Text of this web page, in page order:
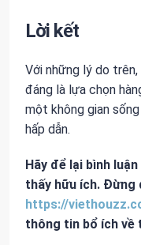
Lời kết
Với những lý do
đáng là lựa chọn
một không gian
hấp dẫn.
Hãy để lại bình
thấy hữu ích. Đừng
https://
thông tin bổ ích về